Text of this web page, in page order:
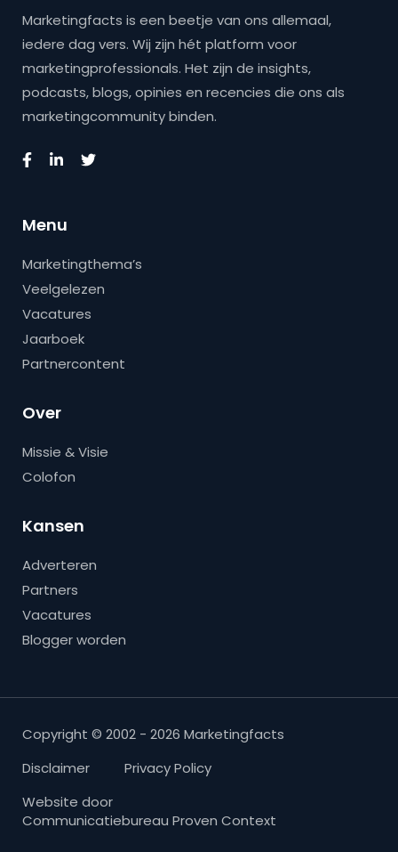
Marketingfacts is een beetje van ons allemaal,
iedere dag vers. Wij zijn hét platform voor
marketingprofessionals. Het zijn de insights,
podcasts, blogs, opinies en recencies die ons als
marketingcommunity binden.
Menu
Marketingthema’s
Veelgelezen
Vacatures
Jaarboek
Partnercontent
Over
Missie & Visie
Colofon
Kansen
Adverteren
Partners
Vacatures
Blogger worden
Copyright © 2002 - 2026 Marketingfacts
Disclaimer
Privacy Policy
Website door
Communicatiebureau Proven Context